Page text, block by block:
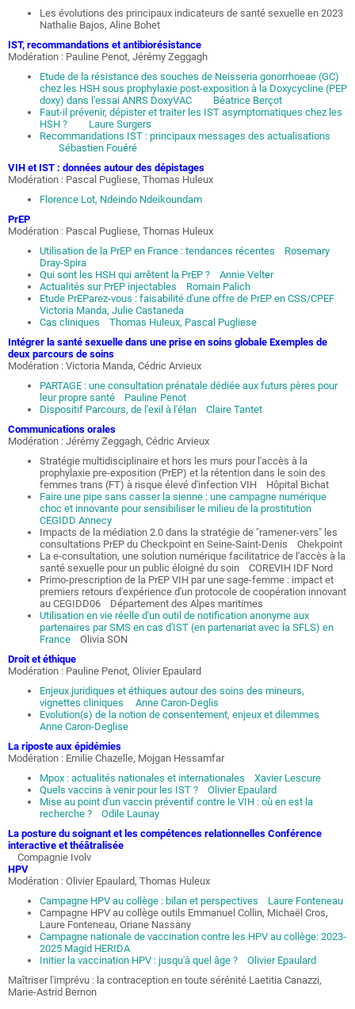
Les évolutions des principaux indicateurs de santé sexuelle en 2023
Nathalie Bajos, Aline Bohet
IST, recommandations et antibiorésistance
Modération : Pauline Penot, Jérémy Zeggagh
Etude de la résistance des souches de Neisseria gonorrhoeae (GC)
chez les HSH sous prophylaxie post-exposition à la Doxycycline (PEP
doxy) dans l'essai ANRS DoxyVAC Béatrice Berçot
Faut-il prévenir, dépister et traiter les IST asymptomatiques chez les
HSH ? Laure Surgers
Recommandations IST : principaux messages des actualisations
Sébastien Fouéré
VIH et IST : données autour des dépistages
Modération : Pascal Pugliese, Thomas Huleux
Florence Lot, Ndeindo Ndeikoundam
PrEP
Modération : Pascal Pugliese, Thomas Huleux
Utilisation de la PrEP en France : tendances récentes Rosemary
Dray-Spira
Qui sont les HSH qui arrêtent la PrEP ? Annie Velter
Actualités sur PrEP injectables Romain Palich
Etude PrEParez-vous : faisabilité d'une offre de PrEP en CSS/CPEF
Victoria Manda, Julie Castaneda
Cas cliniques Thomas Huleux, Pascal Pugliese
Intégrer la santé sexuelle dans une prise en soins globale Exemples de
deux parcours de soins
Modération : Victoria Manda, Cédric Arvieux
PARTAGE : une consultation prénatale dédiée aux futurs pères pour
leur propre santé Pauline Penot
Dispositif Parcours, de l'exil à l'élan Claire Tantet
Communications orales
Modération : Jérémy Zeggagh, Cédric Arvieux
Stratégie multidisciplinaire et hors les murs pour l'accès à la
prophylaxie pre-exposition (PrEP) et la rétention dans le soin des
femmes trans (FT) à risque élevé d'infection VIH Hôpital Bichat
Faire une pipe sans casser la sienne : une campagne numérique
choc et innovante pour sensibiliser le milieu de la prostitution
CEGIDD Annecy
Impacts de la médiation 2.0 dans la stratégie de "ramener-vers" les
consultations PrEP du Checkpoint en Seine-Saint-Denis Chekpoint
La e-consultation, une solution numérique facilitatrice de l'accès à la
santé sexuelle pour un public éloigné du soin COREVIH IDF Nord
Primo-prescription de la PrEP VIH par une sage-femme : impact et
premiers retours d'expérience d'un protocole de coopération innovant
au CEGIDD06 Département des Alpes maritimes
Utilisation en vie réelle d'un outil de notification anonyme aux
partenaires par SMS en cas d'IST (en partenariat avec la SFLS) en
France
Olivia SON
Droit et éthique
Modération : Pauline Penot, Olivier Epaulard
Enjeux juridiques et éthiques autour des soins des mineurs,
vignettes cliniques Anne Caron-Deglis
Evolution(s) de la notion de consentement, enjeux et dilemmes
Anne Caron-Deglise
La riposte aux épidémies
Modération : Emilie Chazelle, Mojgan Hessamfar
Mpox : actualités nationales et internationales Xavier Lescure
Quels vaccins à venir pour les IST ? Olivier Epaulard
Mise au point d'un vaccin préventif contre le VIH : où en est la
recherche ? Odile Launay
La posture du soignant et les compétences relationnelles Conférence
interactive et théâtralisée
Compagnie Ivolv
HPV
Modération : Olivier Epaulard, Thomas Huleux
Campagne HPV au collège : bilan et perspectives Laure Fonteneau
Campagne HPV au collège outils Emmanuel Collin, Michaël Cros,
Laure Fonteneau, Oriane Nassany
Campagne nationale de vaccination contre les HPV au collège: 2023-
2025 Magid HERIDA
Initier la vaccination HPV : jusqu'à quel âge ? Olivier Epaulard
Maîtriser l'imprévu : la contraception en toute sérénité Laetitia Canazzi,
Marie-Astrid Bernon